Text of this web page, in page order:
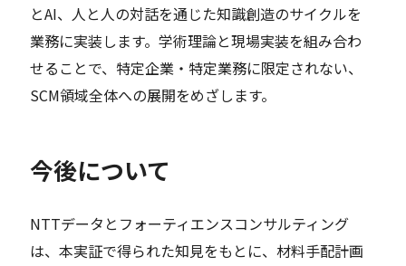
とAI、人と人の対話を通じた知識創造のサイクルを
業務に実装します。学術理論と現場実装を組み合わ
せることで、特定企業・特定業務に限定されない、
SCM領域全体への展開をめざします。
今後について
NTTデータとフォーティエンスコンサルティング
は、本実証で得られた知見をもとに、材料手配計画